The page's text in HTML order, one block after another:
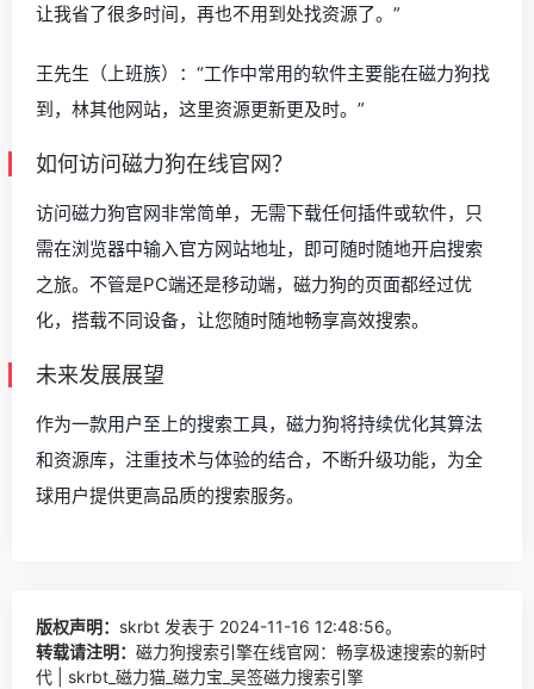
让我省了很多时间，再也不用到处找资源了。”
王先生（上班族）：“工作中常用的软件主要能在磁力狗找
到，林其他网站，这里资源更新更及时。”
如何访问磁力狗在线官网？
访问磁力狗官网非常简单，无需下载任何插件或软件，只
需在浏览器中输入官方网站地址，即可随时随地开启搜索
之旅。不管是PC端还是移动端，磁力狗的页面都经过优
化，搭载不同设备，让您随时随地畅享高效搜索。
未来发展展望
作为一款用户至上的搜索工具，磁力狗将持续优化其算法
和资源库，注重技术与体验的结合，不断升级功能，为全
球用户提供更高品质的搜索服务。
版权声明： skrbt 发表于 2024-11-16 12:48:56。
转载请注明： 磁力狗搜索引擎在线官网：畅享极速搜索的新时
代 | skrbt_磁力猫_磁力宝_吴签磁力搜索引擎